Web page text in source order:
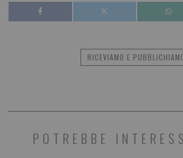
RICEVIAMO E
POTREBBE